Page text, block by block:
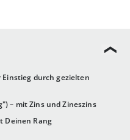
Einstieg durch gezielten
– mit Zins und Zineszins
Deinen Rang